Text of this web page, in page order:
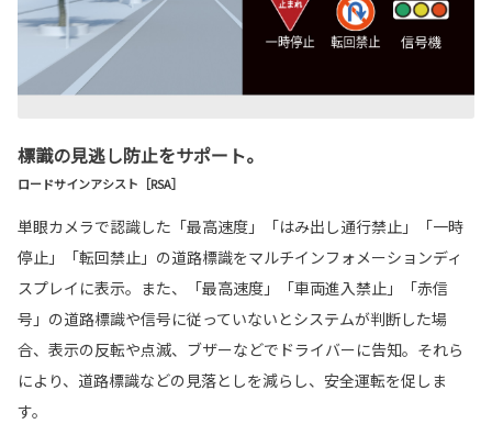
標識の見逃し防止をサポート。
ロードサインアシスト［RSA］
単眼カメラで認識した「最高速度」「はみ出し通行禁止」「一時
停止」「転回禁止」の道路標識をマルチインフォメーションディ
スプレイに表示。また、「最高速度」「車両進入禁止」「赤信
号」の道路標識や信号に従っていないとシステムが判断した場
合、表示の反転や点滅、ブザーなどでドライバーに告知。それら
により、道路標識などの見落としを減らし、安全運転を促しま
す。